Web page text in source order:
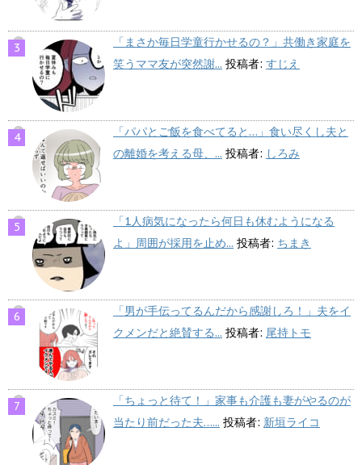
「まさか毎日学童行かせるの？」共働き家庭を
笑うママ友が突然謝... 投稿者: すじえ
「パパとご飯を食べてると…」食い尽くし夫と
の離婚を考える母、... 投稿者: しろみ
「1人病気になったら何日も休むようになる
よ」周囲が採用を止め... 投稿者: ちまき
「男が手伝ってるんだから感謝しろ！」夫をイ
クメンだと絶賛する... 投稿者: 尾持トモ
「ちょっと待て！」家事も介護も妻がやるのが
当たり前だった夫…... 投稿者: 新垣ライコ